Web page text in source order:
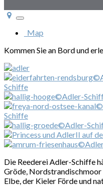
Toggle
navigation
Map
Kommen Sie an Bord und
Die Reederei Adler-Schiffe
Gröde, Nordstrandischmoor
Elbe, der Kieler Förde und